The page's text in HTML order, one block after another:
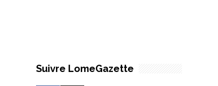
Suivre LomeGazette